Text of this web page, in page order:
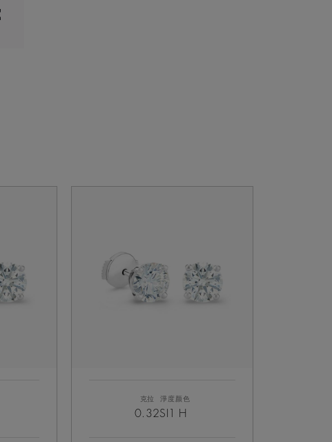
克拉
0.32
淨度
SI1
颜色
H